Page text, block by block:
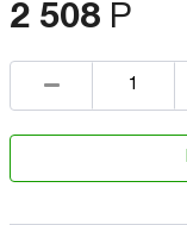
2 508 Р